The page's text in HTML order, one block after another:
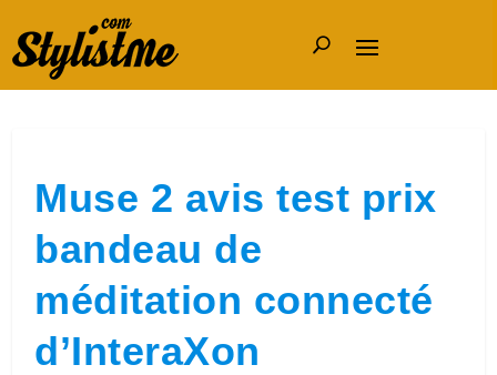
Muse 2 avis test prix
bandeau de
méditation connecté
d’InteraXon